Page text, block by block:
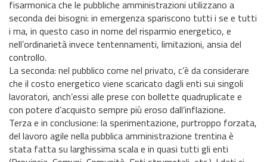
fisarmonica che le pubbliche amministrazioni utilizzano a
seconda dei bisogni: in emergenza spariscono tutti i se e tutti
i ma, in questo caso in nome del risparmio energetico, e
nell’ordinarietà invece tentennamenti, limitazioni, ansia del
controllo.
La seconda: nel pubblico come nel privato, c’è da considerare
che il costo energetico viene scaricato dagli enti sui singoli
lavoratori, anch’essi alle prese con bollette quadruplicate e
con potere d’acquisto sempre più eroso dall’inflazione.
Terza e in conclusione: la sperimentazione, purtroppo forzata,
del lavoro agile nella pubblica amministrazione trentina è
stata fatta su larghissima scala e in quasi tutti gli enti